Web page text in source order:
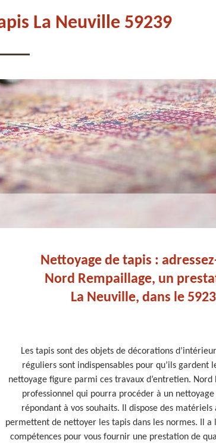
La Neuville 59239
Nettoyage de tapis :
Nord Rempaillage, un
La Neuville, dans le
Les tapis sont des objets de décorations
réguliers sont indispensables pour qu’ils gardent
nettoyage figure parmi ces travaux d’entretien. Nord
professionnel qui pourra procéder à un
répondant à vos souhaits. Il dispose des matériels
permettent de nettoyer les tapis dans les normes. Il
compétences pour vous fournir une prestation de